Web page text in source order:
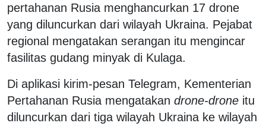
pertahanan Rusia menghancurkan 17 drone
yang diluncurkan dari wilayah Ukraina. Pejabat
regional mengatakan serangan itu mengincar
fasilitas gudang minyak di Kulaga.
Di aplikasi kirim-pesan Telegram, Kementerian
Pertahanan Rusia mengatakan drone-drone itu
diluncurkan dari tiga wilayah Ukraina ke wilayah